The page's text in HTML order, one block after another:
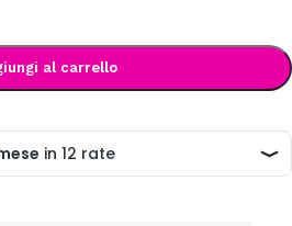
al carrello